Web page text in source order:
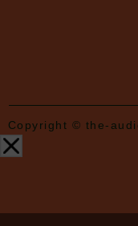
Copyright © the-